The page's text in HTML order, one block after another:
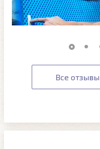
Все